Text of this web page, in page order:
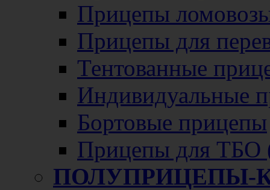
Прицепы
Прицепы для
Тентованные
Индивидуальные
Бортовые прицепы
Прицепы для ТБО
ПОЛУПРИЦЕПЫ-